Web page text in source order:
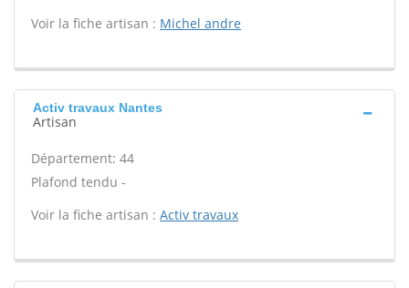
Voir la fiche artisan : Michel andre
Activ travaux Nantes
Artisan
Département: 44
Plafond tendu -
Voir la fiche artisan : Activ travaux